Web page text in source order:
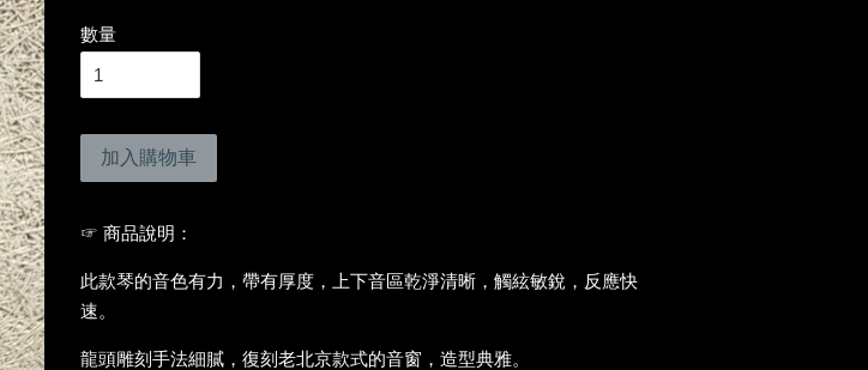
數量
加入購物車
☞ 商品說明：
此款琴的音色有力，帶有厚度，上下音區乾淨清晰，觸絃敏銳，反應快
速。
龍頭雕刻手法細膩，復刻老北京款式的音窗，造型典雅。